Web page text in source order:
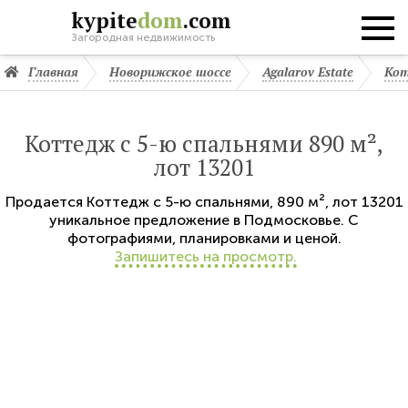
kypitedom.com
Загородная недвижимость
Главная Новорижское шоссе Agalarov Estate
Коттедж с 5-ю спальнями 890 м²,
лот 13201
Продается Коттедж с 5-ю спальнями, 890 м², лот 13201
уникальное предложение в Подмосковье. С
фотографиями, планировками и ценой.
Запишитесь на просмотр.